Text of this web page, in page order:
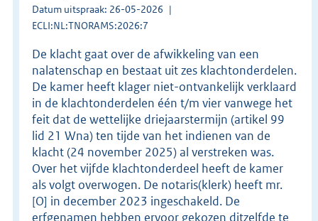
Datum uitspraak: 26-05-2026
ECLI:NL:TNORAMS:2026:7
De klacht gaat over de afwikkeling van een
nalatenschap en bestaat uit zes klachtonderdelen.
De kamer heeft klager niet-ontvankelijk verklaard
in de klachtonderdelen één t/m vier vanwege het
feit dat de wettelijke driejaarstermijn (artikel 99
lid 21 Wna) ten tijde van het indienen van de
klacht (24 november 2025) al verstreken was.
Over het vijfde klachtonderdeel heeft de kamer
als volgt overwogen. De notaris(klerk) heeft mr.
[O] in december 2023 ingeschakeld. De
erfgenamen hebben ervoor gekozen ditzelfde te